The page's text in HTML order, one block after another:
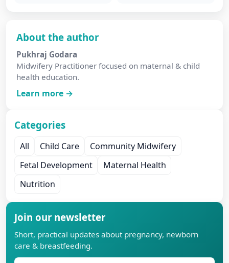
About the author
Pukhraj Godara
Midwifery Practitioner focused on maternal & child
health education.
Learn more →
Categories
All Child Care
Community Midwifery
Fetal Development
Maternal Health
Nutrition
Join our newsletter
Short, practical updates about pregnancy, newborn
care & breastfeeding.